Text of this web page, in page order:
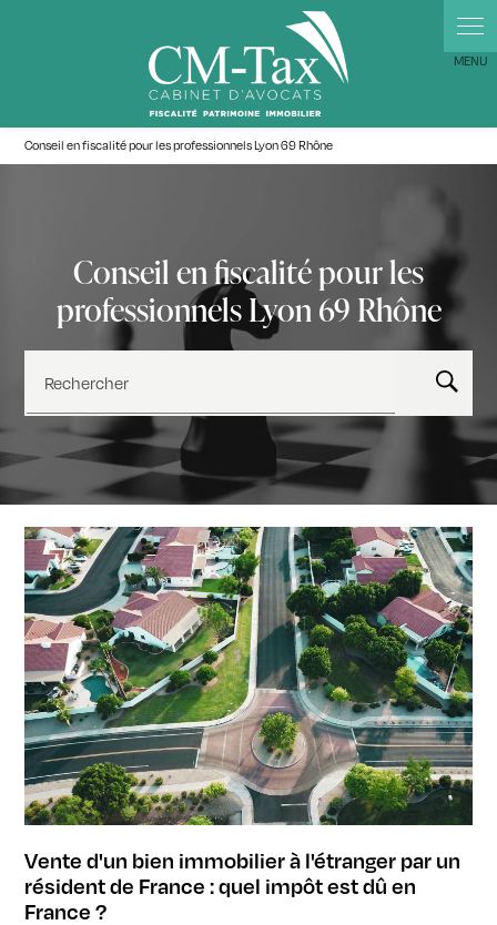
Conseil en fiscalité pour les professionnels Lyon 69 Rhône
Conseil en fiscalité pour les
professionnels Lyon 69 Rhône
Rechercher
Vente d'un bien immobilier à l'étranger par un
résident de France : quel impôt est dû en
France ?